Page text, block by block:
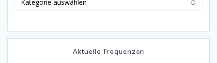
Aktuelle Frequenzen